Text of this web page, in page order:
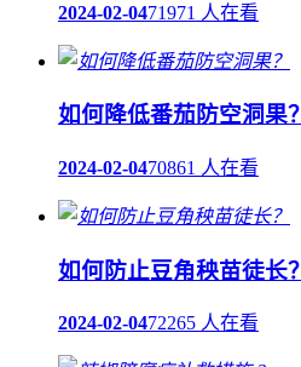
2024-02-0471971 人在看
如何降低番茄防空洞果？
2024-02-0470861 人在看
如何防止豆角秧苗徒长？
2024-02-0472265 人在看